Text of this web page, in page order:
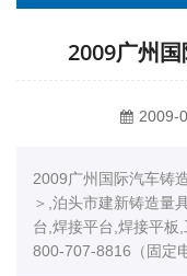
2009广州
2009-
2009广州国际汽车铸
＞,泊头市建新铸造量
台,焊接平台,焊接平板
800-707-8816（固定